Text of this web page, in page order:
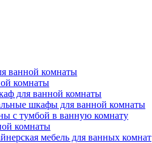
ванной комнаты
комнаты
для ванной комнаты
шкафы для ванной комнаты
с тумбой в ванную комнату
комнаты
мебель для ванных комнат